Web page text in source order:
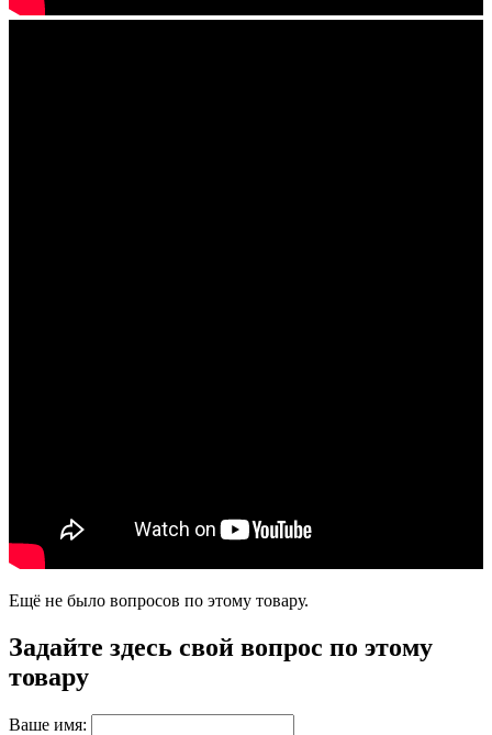
Ещё не было вопросов по этому товару.
Задайте здесь свой вопрос по этому
товару
Ваше имя: